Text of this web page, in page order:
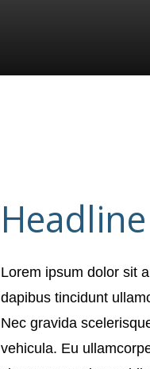
Lorem ipsum dolor sit
dapibus tincidunt
Nec gravida
vehicula. Eu